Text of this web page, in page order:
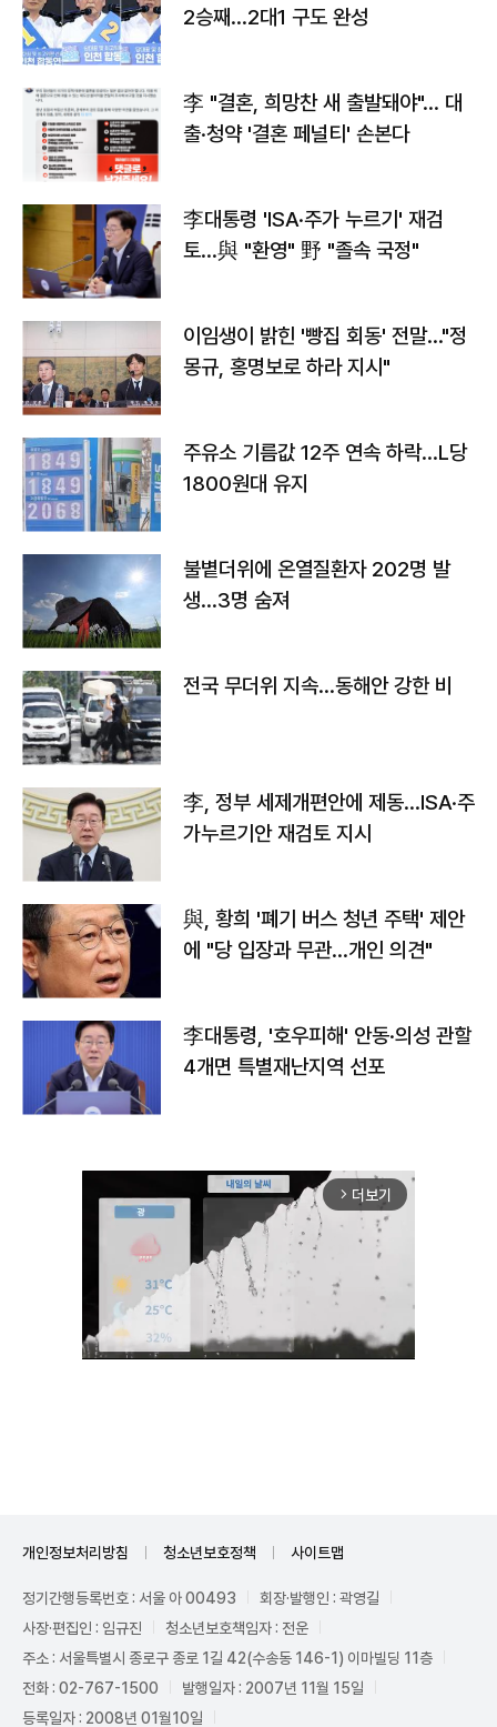
2승째…2대1 구도 완성
李 "결혼, 희망찬 새 출발돼야"… 대
출·청약 '결혼 페널티' 손본다
李대통령 'ISA·주가 누르기' 재검
토…與 "환영" 野 "졸속 국정"
이임생이 밝힌 '빵집 회동' 전말…"정
몽규, 홍명보로 하라 지시"
주유소 기름값 12주 연속 하락…L당
1800원대 유지
불볕더위에 온열질환자 202명 발
생…3명 숨져
전국 무더위 지속…동해안 강한 비
李, 정부 세제개편안에 제동…ISA·주
가누르기안 재검토 지시
與, 황희 '폐기 버스 청년 주택' 제안
에 "당 입장과 무관…개인 의견"
李대통령, '호우피해' 안동·의성 관할
4개면 특별재난지역 선포
arrow_forward_ios 더보기
개인정보처리방침 청소년보호정책 사이트맵
정기간행등록번호 : 서울 아 00493
회장·발행인 : 곽영길
사장·편집인 : 임규진
청소년보호책임자 : 전운
주소 : 서울특별시 종로구 종로 1길 42(수송동 146-1) 이마빌딩 11층
전화 : 02-767-1500
발행일자 : 2007년 11월 15일
등록일자 : 2008년 01월10일